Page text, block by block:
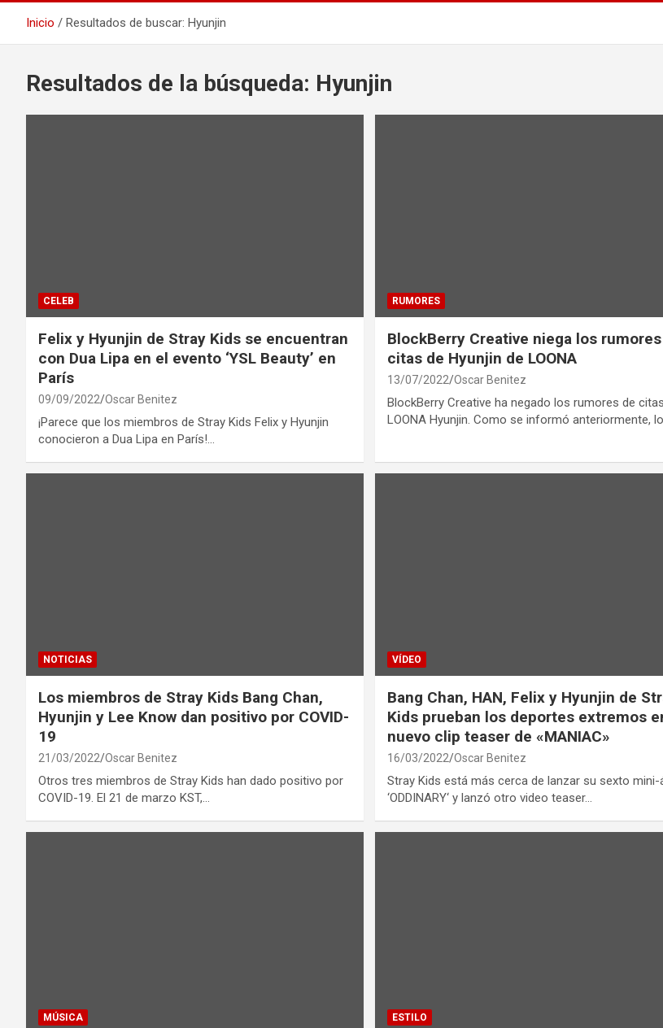
Inicio Resultados de buscar: Hyunjin
Resultados de la búsqueda: Hyunjin
CELEB
Felix y Hyunjin de Stray Kids se encuentran
con Dua Lipa en el evento ‘YSL Beauty’ en
París
09/09/2022 Oscar Benitez
¡Parece que los miembros de Stray Kids Felix y Hyunjin
conocieron a Dua Lipa en París!…
RUMORES
BlockBerry Creative niega los
citas de Hyunjin de LOONA
13/07/2022 Oscar Benitez
BlockBerry Creative ha negado los rumores de
LOONA Hyunjin. Como se informó anteriormente,
NOTICIAS
Los miembros de Stray Kids Bang Chan,
Hyunjin y Lee Know dan positivo por COVID-
19
21/03/2022 Oscar Benitez
Otros tres miembros de Stray Kids han dado positivo por
COVID-19. El 21 de marzo KST,…
VÍDEO
Bang Chan, HAN, Felix y Hyunjin de
Kids prueban los deportes extremos
nuevo clip teaser de «MANIAC»
16/03/2022 Oscar Benitez
Stray Kids está más cerca de lanzar su sexto mini-
‘ODDINARY‘ y lanzó otro video teaser…
MÚSICA ESTILO